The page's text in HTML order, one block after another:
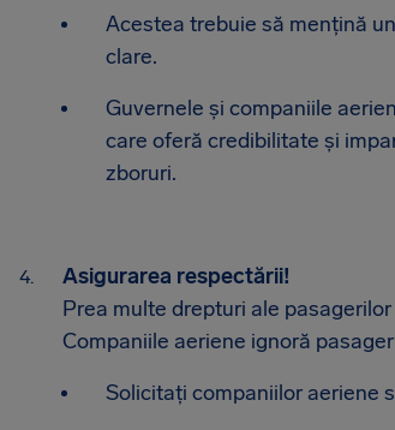
Acestea trebuie să mențină
clare.
Guvernele și companiile
care oferă credibilitate și
zboruri.
Asigurarea respectării!
Prea multe drepturi ale
Companiile aeriene ignoră
Solicitați companiilor aeriene